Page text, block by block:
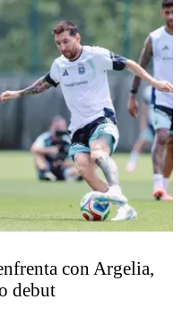
con Argelia,
debut